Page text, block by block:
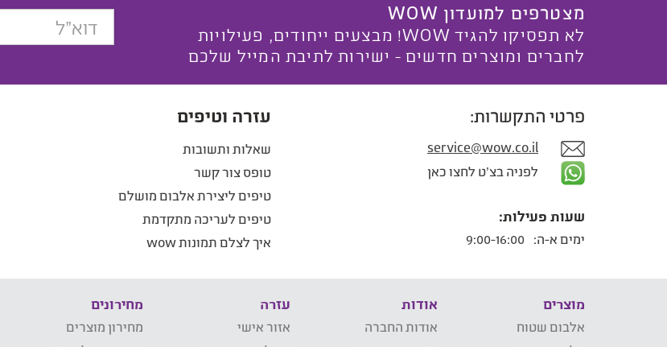
מצטרפים למועדון WOW
לא תפסיקו להגיד WOW! מבצעים ייחודים, פעילויות
לחברים ומוצרים חדשים - ישירות לתיבת המייל שלכם
פרטי התקשרות:
service@wow.co.il
לפניה בצ'ט לחצו כאן
שעות פעילות:
ימים א-ה:
עזרה וטיפים
שאלות ותשובות
טופס צור קשר
טיפים ליצירת אלבום מושלם
טיפים לעריכה מתקדמת
איך לצלם תמונות wow
מוצרים
אלבום שטוח
אודות
אודות החברה
עזרה
אזור אישי
מחירונים
מחירון מוצרים